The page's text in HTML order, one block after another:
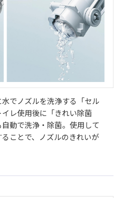
でノズルを洗浄する「セル
レ使用後に「きれい除菌
動で洗浄・除菌。使用して
ことで、ノズルのきれいが